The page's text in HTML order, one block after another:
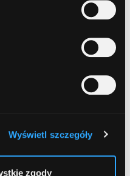
Wyświetl szczegóły
zgody